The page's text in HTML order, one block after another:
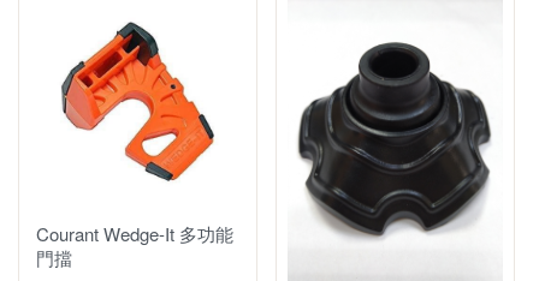
全身式吊帶
繩索，挽索，牛尾繩
防墜器.止墜器
投擲器/豆袋/投擲繩/袋
全身式安全吊帶
雪地、冰攀裝備
岩楔
短褲
排汗長褲
軟殼 刷毛 保暖長褲
機能內衣褲
涼鞋
中/高筒登山鞋
短筒健行鞋
鞋類週邊
帽子,頭巾
圓盤帽
排汗頭巾
鈦製品
鈦餐具
背包 包類 袋類
molle配件包
照明用具週邊
登山杖
Courant Wedge-It 多功能
門擋